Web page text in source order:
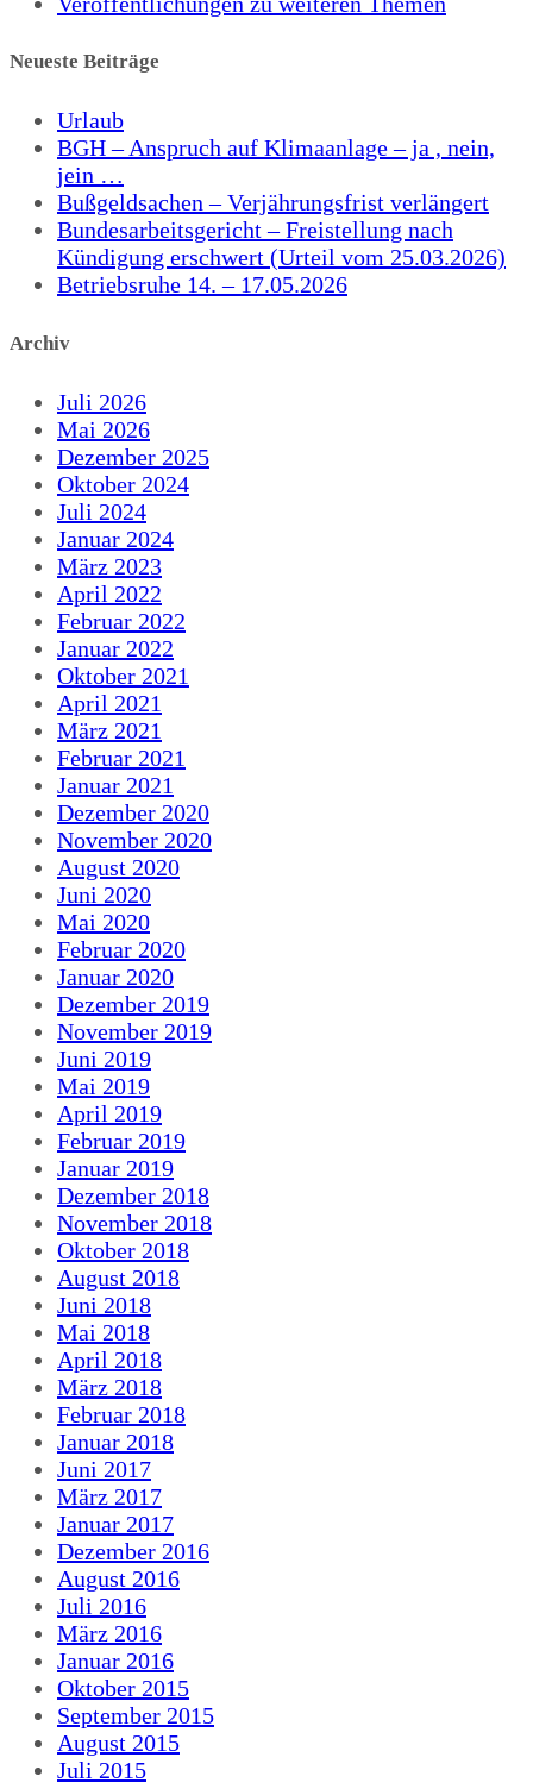
Neueste Beiträge
Urlaub
BGH – Anspruch auf Klimaanlage – ja , nein,
jein …
Bußgeldsachen – Verjährungsfrist verlängert
Bundesarbeitsgericht – Freistellung nach
Kündigung erschwert (Urteil vom 25.03.2026)
Betriebsruhe 14. – 17.05.2026
Archiv
Juli 2026
Mai 2026
Dezember 2025
Oktober 2024
Juli 2024
Januar 2024
März 2023
April 2022
Februar 2022
Januar 2022
Oktober 2021
April 2021
März 2021
Februar 2021
Januar 2021
Dezember 2020
November 2020
August 2020
Juni 2020
Mai 2020
Februar 2020
Januar 2020
Dezember 2019
November 2019
Juni 2019
Mai 2019
April 2019
Februar 2019
Januar 2019
Dezember 2018
November 2018
Oktober 2018
August 2018
Juni 2018
Mai 2018
April 2018
März 2018
Februar 2018
Januar 2018
Juni 2017
März 2017
Januar 2017
Dezember 2016
August 2016
Juli 2016
März 2016
Januar 2016
Oktober 2015
September 2015
August 2015
Juli 2015